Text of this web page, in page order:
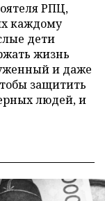
РПЦ,
каждому
дети
жизнь
и даже
защитить
людей, и